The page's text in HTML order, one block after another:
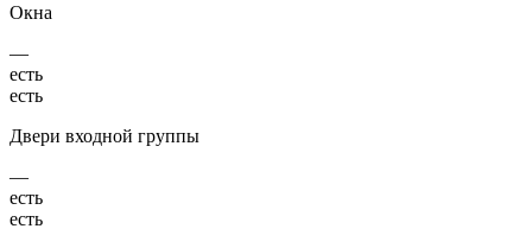
Окна
—
есть
есть
Двери входной группы
—
есть
есть